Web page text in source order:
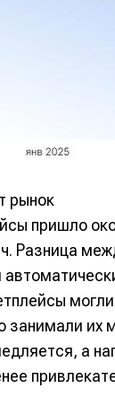
рынок
пришло
Разница
занимали
а